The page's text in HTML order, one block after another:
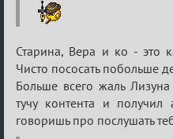
Старина, Вера и ко - это
Чисто пососать побольше
Больше всего жаль
тучу контента и
говоришь про послушать